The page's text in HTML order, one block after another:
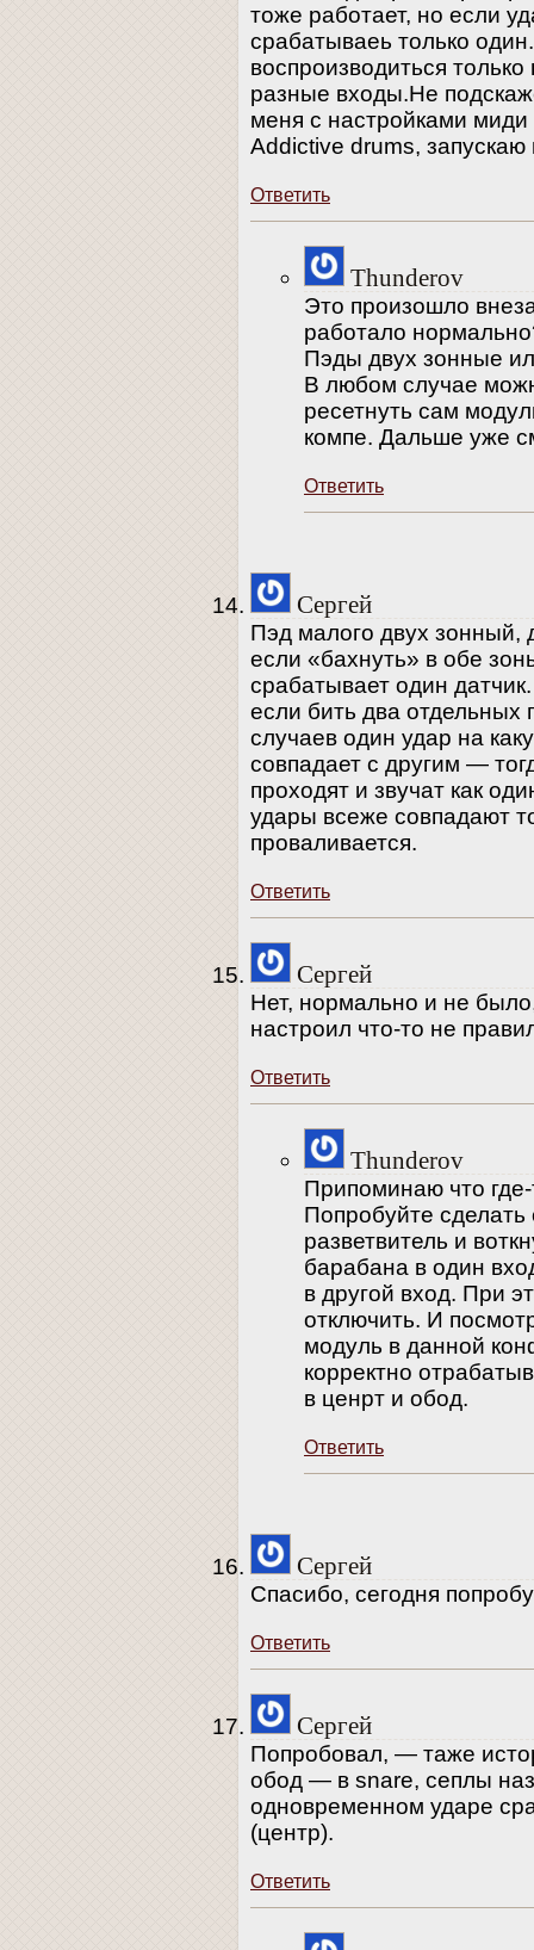
тоже работает, но если
срабатываеь только
воспроизводиться
разные входы.Не
меня с настройками миди
Addictive drums, запускаю
Ответить
Thunderov
Это произошло
работало
Пэды двух зонные
В любом случае
ресетнуть сам
компе. Дальше уже
Ответить
Сергей
Пэд малого двух зонный,
если «бахнуть» в обе
срабатывает один
если бить два отдельных
случаев один удар на
совпадает с другим —
проходят и звучат как
удары всеже совпадают
проваливается.
Ответить
Сергей
Нет, нормально и не
настроил что-то не
Ответить
Thunderov
Припоминаю что
Попробуйте
разветвитель и
барабана в один
в другой вход. При
отключить. И
модуль в данной
корректно
в ценрт и обод.
Ответить
Сергей
Спасибо, сегодня
Ответить
Сергей
Попробовал, — таже
обод — в snare, сеплы
одновременном ударе
(центр).
Ответить